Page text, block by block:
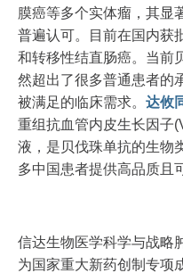
膜癌等多个实体瘤，其显
普遍认可。目前在国内获
和转移性结直肠癌。当前
然超出了很多普通患者的
被满足的临床需求。 达攸
重组抗血管内皮生长因子
液，是贝伐珠单抗的生物
多中国患者提供高品质且
信达生物医学科学与战略
为国家重大新药创制专项